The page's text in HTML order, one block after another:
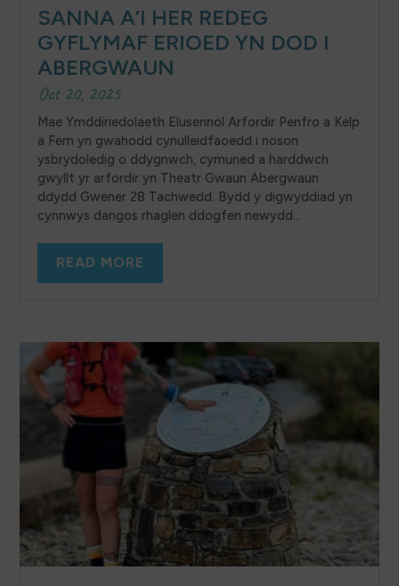
SANNA A’I HER REDEG
GYFLYMAF ERIOED YN DOD I
ABERGWAUN
Oct 20, 2025
Mae Ymddiriedolaeth Elusennol Arfordir Penfro a Kelp
a Fern yn gwahodd cynulleidfaoedd i noson
ysbrydoledig o ddygnwch, cymuned a harddwch
gwyllt yr arfordir yn Theatr Gwaun Abergwaun
ddydd Gwener 28 Tachwedd. Bydd y digwyddiad yn
cynnwys dangos rhaglen ddogfen newydd...
READ MORE